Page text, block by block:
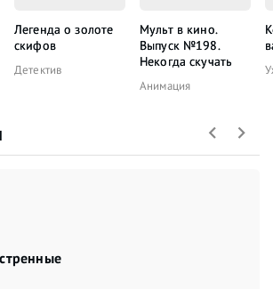
Легенда о золоте
скифов
Детектив
Мульт в кино.
Выпуск №198.
Некогда скучать
Анимация